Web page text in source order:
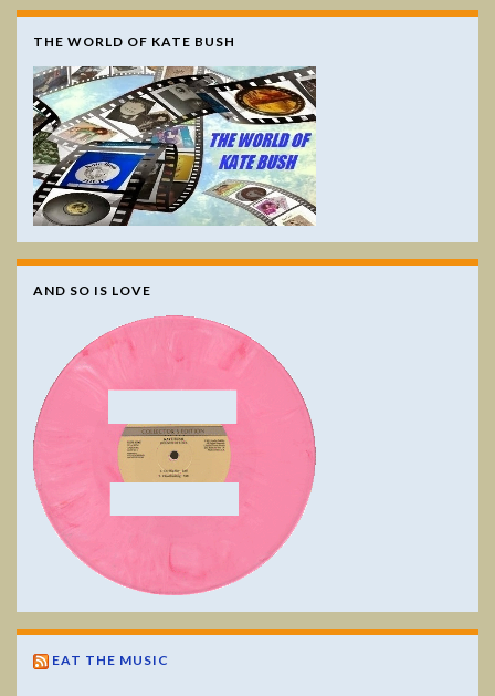
THE WORLD OF KATE BUSH
AND SO IS LOVE
EAT THE MUSIC